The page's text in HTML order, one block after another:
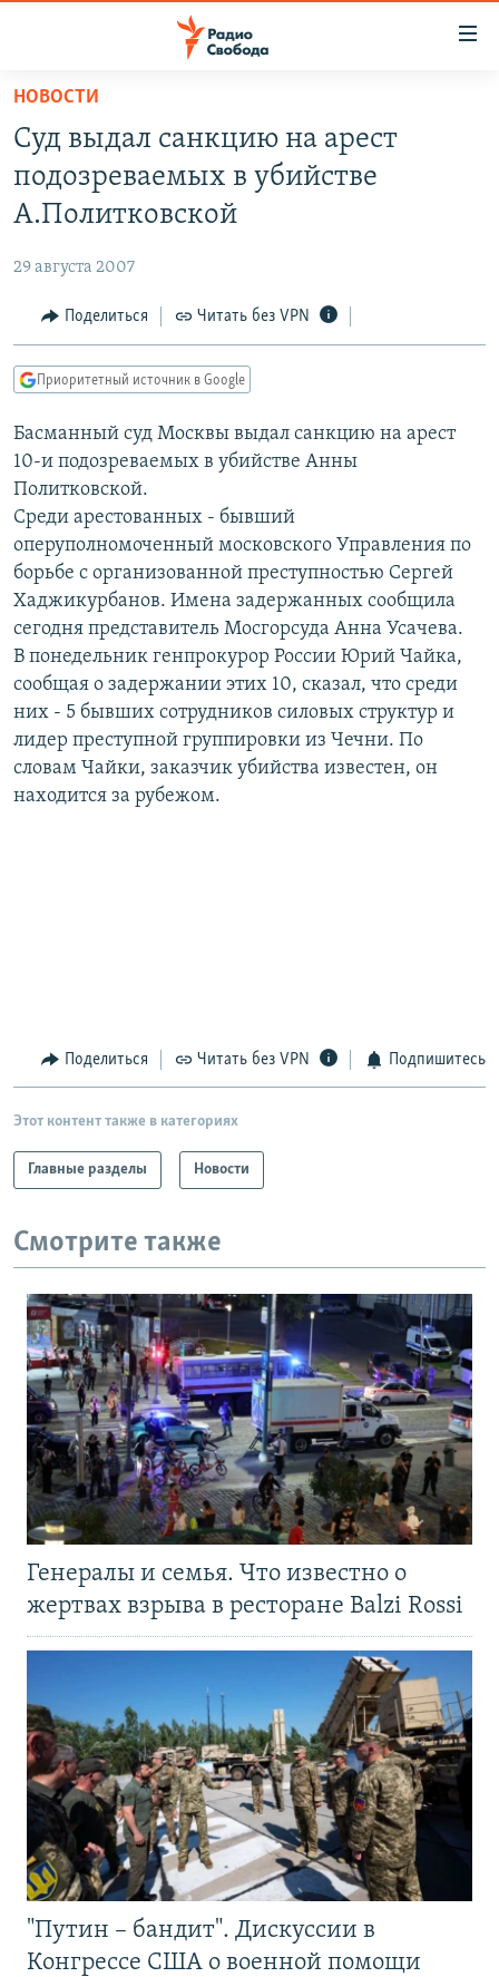
упрощенного
доступа
основному
Вернутся
Вернутся
поиску
ПОДКАСТЫ
АВТОРСКИЕ ПРОЕКТЫ
МНЕНИЯ
КУЛЬТУРА
КАВКАЗ.РЕАЛИИ
СЕВЕР.РЕАЛИИ
СИБИРЬ.РЕАЛИИ
РАСПИСАНИЕ ВЕЩАНИЯ
ПОДПИШИТЕСЬ НА РАССЫЛКУ
Все сайты РСЕ/РС
НОВОСТИ
Суд выдал санкцию на арест
подозреваемых в убийстве
А.Политковской
29 августа 2007
Поделиться Читать без VPN
Приоритетный источник в Google
Басманный суд Москвы выдал санкцию на арест
10-и подозреваемых в убийстве Анны
Политковской.
Среди арестованных - бывший
оперуполномоченный московского Управления по
борьбе с организованной преступностью Сергей
Хаджикурбанов. Имена задержанных сообщила
сегодня представитель Мосгорсуда Анна Усачева.
В понедельник генпрокурор России Юрий Чайка,
сообщая о задержании этих 10, сказал, что среди
них - 5 бывших сотрудников силовых структур и
лидер преступной группировки из Чечни. По
словам Чайки, заказчик убийства известен, он
находится за рубежом.
Поделиться Читать без VPN Подпишитесь
Этот контент также в категориях
Главные разделы Новости
Смотрите также
Генералы и семья. Что известно о
жертвах взрыва в ресторане Balzi Rossi
"Путин – бандит". Дискуссии в
Конгрессе США о военной помощи